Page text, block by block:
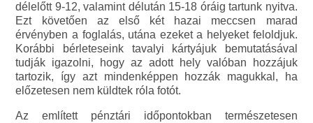
délelőtt 9-12, valamint délután 15-18 óráig tartunk nyitva.
Ezt követően az első két hazai meccsen marad
érvényben a foglalás, utána ezeket a helyeket feloldjuk.
Korábbi bérleteseink tavalyi kártyájuk bemutatásával
tudják igazolni, hogy az adott hely valóban hozzájuk
tartozik, így azt mindenképpen hozzák magukkal, ha
előzetesen nem küldtek róla fotót.
Az említett pénztári időpontokban természetesen